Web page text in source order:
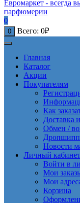
0
0 Всего: 0₽
Главная
Каталог
Акции
Покупателям
Как
Доставка
Обмен /
Новости
Личный кабинет
Войти в
Мои
Мои
Корзина